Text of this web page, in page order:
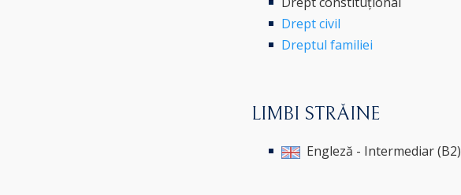
Drept civil
Dreptul familiei
LIMBI STRĂINE
Engleză - Intermediar (B2)